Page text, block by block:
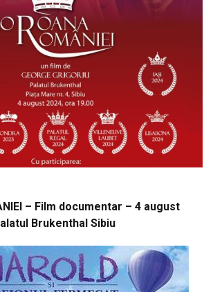
– Film documentar – 4 august
Brukenthal Sibiu